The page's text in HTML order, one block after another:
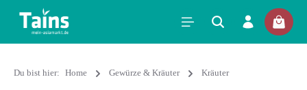
Du bist hier: Home Gewürze & Kräuter Kräuter